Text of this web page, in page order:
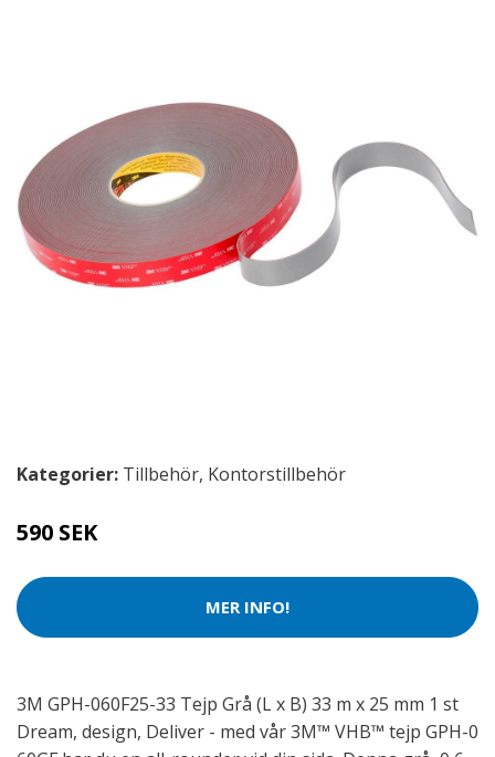
Kategorier: Tillbehör, Kontorstillbehör
590 SEK
MER INFO!
3M GPH-060F25-33 Tejp Grå (L x B) 33 m x 25 mm 1 st
Dream, design, Deliver - med vår 3M™ VHB™ tejp GPH-0